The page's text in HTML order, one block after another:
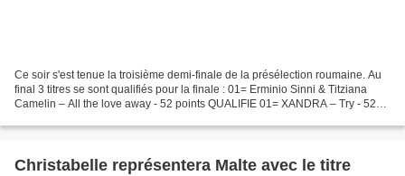
Ce soir s'est tenue la troisième demi-finale de la présélection roumaine. Au
final 3 titres se sont qualifiés pour la finale : 01= Erminio Sinni & Titziana
Camelin – All the love away - 52 points QUALIFIE 01= XANDRA – Try - 52
Christabelle représentera Malte avec le titre